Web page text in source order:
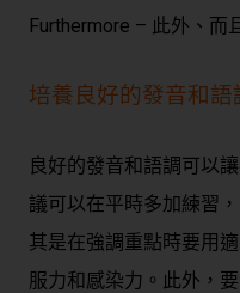
Furthermore – 此外、而
培養良好的發音和語
良好的發音和語調可以
議可以在平時多加練習
其是在強調重點時要用
服力和感染力。此外，